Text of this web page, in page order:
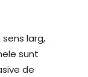
larg,
sunt
de